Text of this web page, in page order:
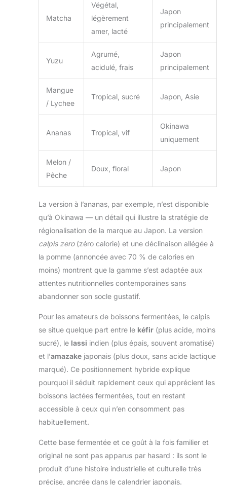
Matcha
Végétal,
légèrement
amer, lacté
Japon
principalement
Yuzu
Agrumé,
acidulé, frais
Japon
principalement
Mangue
/ Lychee
Tropical, sucré Japon, Asie
Ananas Tropical, vif
Okinawa
uniquement
Melon /
Pêche
Doux, floral Japon
La version à l’ananas, par exemple, n’est disponible
qu’à Okinawa — un détail qui illustre la stratégie de
régionalisation de la marque au Japon. La version
calpis zero(zéro calorie) et une déclinaison allégée à
la pomme (annoncée avec 70 % de calories en
moins) montrent que la gamme s’est adaptée aux
attentes nutritionnelles contemporaines sans
abandonner son socle gustatif.
Pour les amateurs de boissons fermentées, le calpis
se situe quelque part entre le kéfir (plus acide, moins
sucré), le lassi indien (plus épais, souvent aromatisé)
et l’amazake japonais (plus doux, sans acide lactique
marqué). Ce positionnement hybride explique
pourquoi il séduit rapidement ceux qui apprécient les
boissons lactées fermentées, tout en restant
accessible à ceux qui n’en consomment pas
habituellement.
Cette base fermentée et ce goût à la fois familier et
original ne sont pas apparus par hasard : ils sont le
produit d’une histoire industrielle et culturelle très
précise, ancrée dans le calendrier japonais.